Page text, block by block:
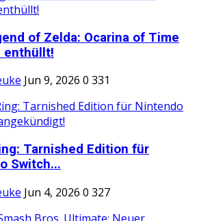
of Zelda: Ocarina of Time
enthüllt!
Jun 9, 2026 0 331
Tarnished Edition für
Switch...
Jun 4, 2026 0 327